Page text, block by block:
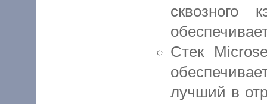
сквозного
Стек
лучший в